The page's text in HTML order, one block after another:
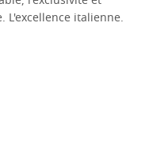
L'excellence italienne.